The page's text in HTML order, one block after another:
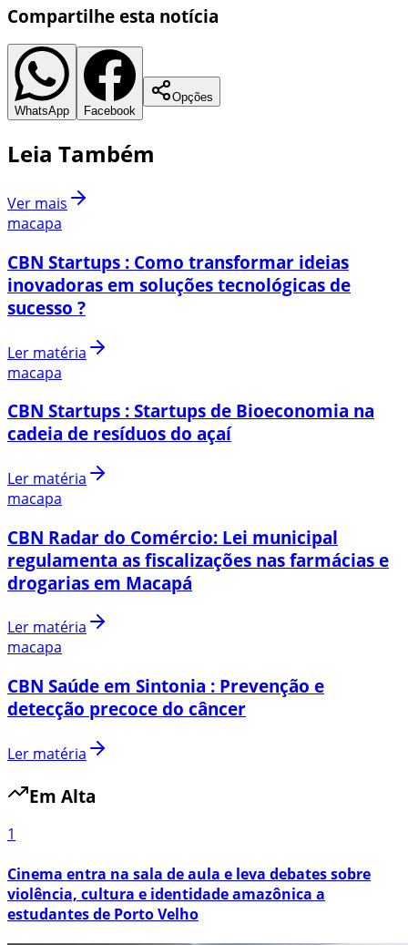
Compartilhe esta notícia
WhatsApp Facebook
Opções
Leia Também
Ver mais
macapa
CBN Startups : Como transformar ideias
inovadoras em soluções tecnológicas de
sucesso ?
Ler matéria
macapa
CBN Startups : Startups de Bioeconomia na
cadeia de resíduos do açaí
Ler matéria
macapa
CBN Radar do Comércio: Lei municipal
regulamenta as fiscalizações nas farmácias e
drogarias em Macapá
Ler matéria
macapa
CBN Saúde em Sintonia : Prevenção e
detecção precoce do câncer
Ler matéria
Em Alta
1
Cinema entra na sala de aula e leva debates sobre
violência, cultura e identidade amazônica a
estudantes de Porto Velho